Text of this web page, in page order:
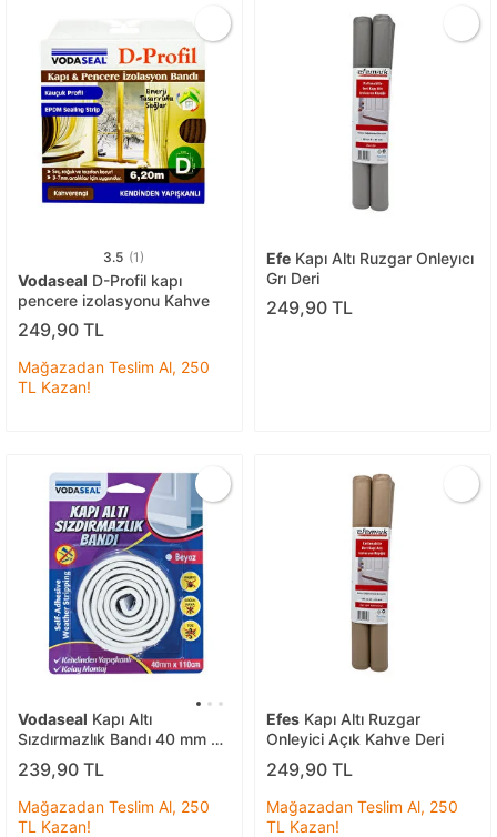
3.5 (1)
Vodaseal D-Profil kapı
pencere izolasyonu Kahve
249,90 TL
Mağazadan Teslim Al, 250
TL Kazan!
Efe Kapı Altı Ruzgar Onleyıcı
Grı Deri
249,90 TL
Vodaseal Kapı Altı
Sızdırmazlık Bandı 40 mm x
110 cm Beyaz
239,90 TL
Mağazadan Teslim Al, 250
TL Kazan!
Efes Kapı Altı Ruzgar
Onleyici Açık Kahve Deri
249,90 TL
Mağazadan Teslim Al, 250
TL Kazan!